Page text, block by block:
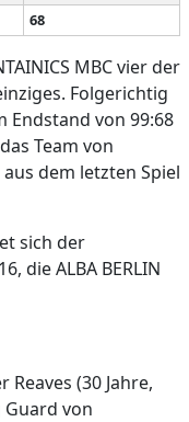
68
MBC vier der
Folgerichtig
Endstand von 99:68
Team von
dem letzten Spiel
sich der
die ALBA BERLIN
(30 Jahre,
Guard von